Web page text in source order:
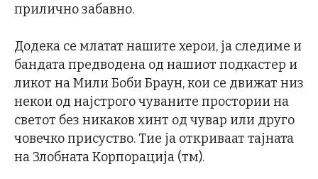
прилично забавно.
Додека се млатат нашите херои, ја следиме и
бандата предводена од нашиот подкастер и
ликот на Мили Боби Браун, кои се движат низ
некои од најстрого чуваните простории на
светот без никаков хинт од чувар или друго
човечко присуство. Тие ја откриваат тајната
на Злобната Корпорација (тм).